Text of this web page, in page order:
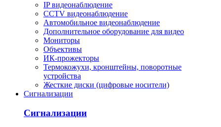
IP видеонаблюдение
CCTV видеонаблюдение
Автомобильное видеонаблюдение
Дополнительное оборудование для видео
Мониторы
Объективы
ИК-прожекторы
Термокожухи, кронштейны, поворотные
устройства
Жесткие диски (цифровые носители)
Сигнализации
Сигнализации